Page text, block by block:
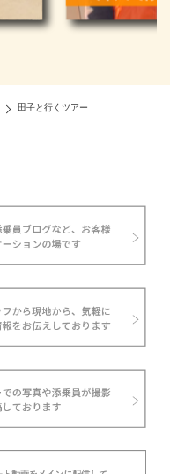
田子と行くツアー